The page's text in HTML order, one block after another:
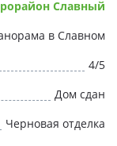
Славный
в Славном
4/5
Дом сдан
Черновая отделка